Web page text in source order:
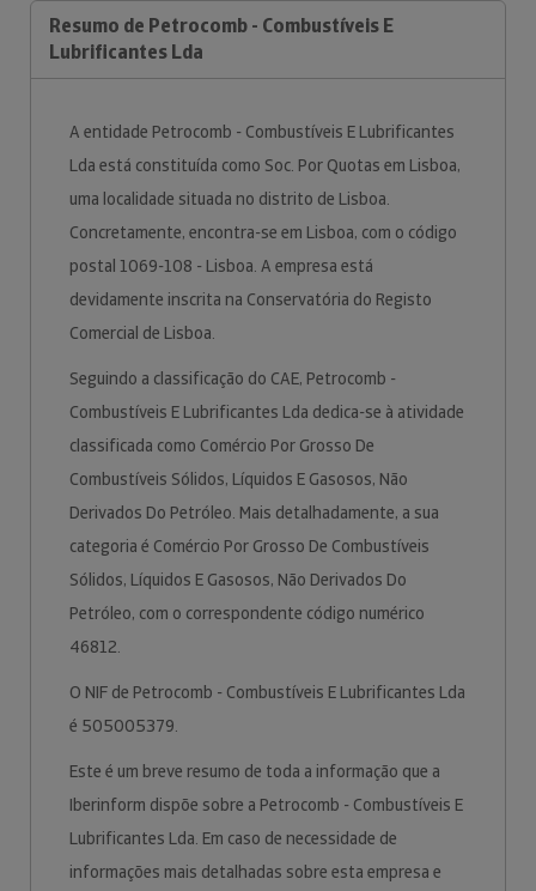
Resumo de Petrocomb - Combustíveis E
Lubrificantes Lda
A entidade Petrocomb - Combustíveis E Lubrificantes
Lda está constituída como Soc. Por Quotas em Lisboa,
uma localidade situada no distrito de Lisboa.
Concretamente, encontra-se em Lisboa, com o código
postal 1069-108 - Lisboa. A empresa está
devidamente inscrita na Conservatória do Registo
Comercial de Lisboa.
Seguindo a classificação do CAE, Petrocomb -
Combustíveis E Lubrificantes Lda dedica-se à atividade
classificada como Comércio Por Grosso De
Combustíveis Sólidos, Líquidos E Gasosos, Não
Derivados Do Petróleo. Mais detalhadamente, a sua
categoria é Comércio Por Grosso De Combustíveis
Sólidos, Líquidos E Gasosos, Não Derivados Do
Petróleo, com o correspondente código numérico
46812.
O NIF de Petrocomb - Combustíveis E Lubrificantes Lda
é 505005379.
Este é um breve resumo de toda a informação que a
Iberinform dispõe sobre a Petrocomb - Combustíveis E
Lubrificantes Lda. Em caso de necessidade de
informações mais detalhadas sobre esta empresa e